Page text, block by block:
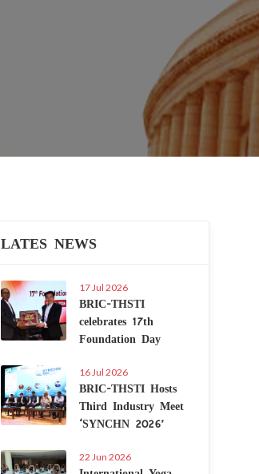
LATES NEWS
17 Jul 2026
BRIC-THSTI
celebrates 17th
Foundation Day
16 Jul 2026
BRIC-THSTI Hosts
Third Industry Meet
‘SYNCHN 2026’
22 Jun 2026